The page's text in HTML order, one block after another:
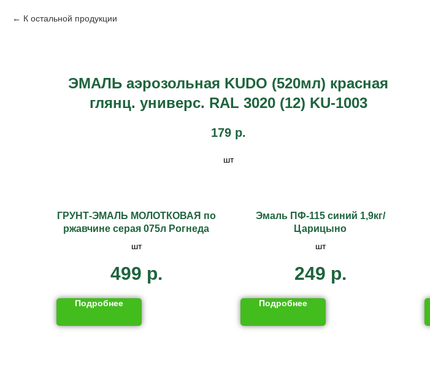
К остальной продукции
ЭМАЛЬ аэрозольная KUDO (520мл) красная
глянц. универс. RAL 3020 (12) KU-1003
179 р.
шт
ГРУНТ-ЭМАЛЬ МОЛОТКОВАЯ по
ржавчине серая 075л Рогнеда
шт
499 р.
Подробнее
Эмаль ПФ-115 синий 1,9кг/
Царицыно
шт
249 р.
Подробнее